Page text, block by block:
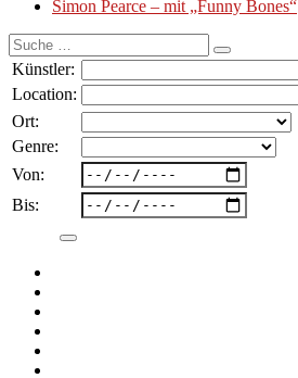
Simon Pearce – mit „Funny Bones“
Suche
nach:
Künstler:
Location:
Ort:
Genre:
Von:
Bis: